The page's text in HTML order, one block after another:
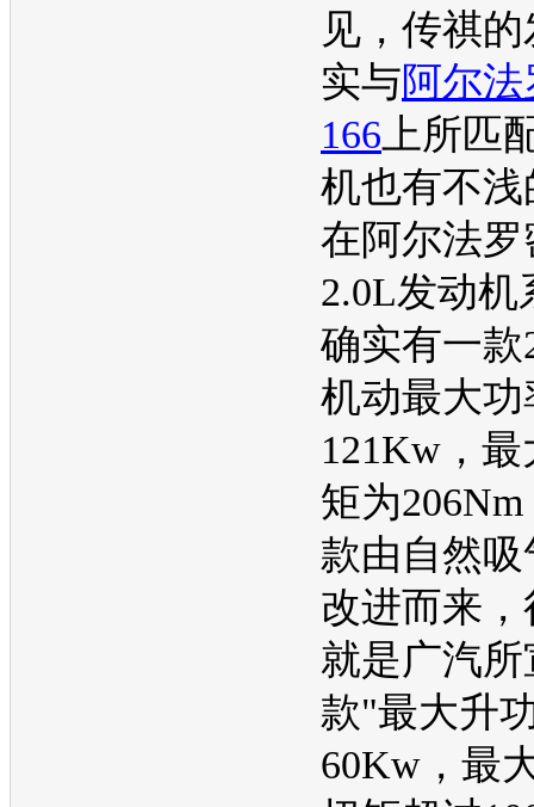
见， 传祺的
实与阿尔
166 上所匹
机也有不
在阿尔法罗
2.0L发动机
确实有一款
机动最大功
121Kw，
矩为
款由自然吸
改进而来
就是广汽
款"最大升
60Kw，最